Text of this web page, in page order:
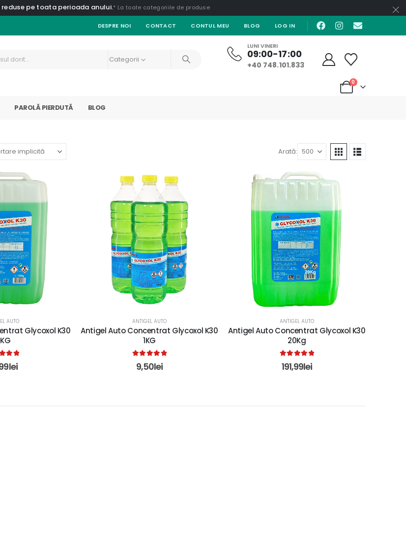
pe toata perioada anului.* La toate categoriile de produse
DESPRE NOI CONTACT CONTUL MEU BLOG LOG IN
Categorii
LUNI VINERI
09:00-17:00
+40 748.101.833
0
PAROLĂ PIERDUTĂ BLOG
Arată:
AUTO
Glycoxol K30
of 5
lei
ANTIGEL AUTO
Antigel Auto Concentrat Glycoxol K30
1KG
5.00 out of 5
9,50lei
ANTIGEL AUTO
Antigel Auto Concentrat Glycoxol K30
20Kg
5.00 out of 5
191,99lei